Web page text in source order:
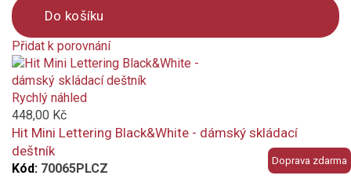
Do košíku
Přidat k porovnání
Product
is
added
to
compare
Doprava zdarma
Rychlý náhled
448,00 Kč
Hit Mini Lettering Black&White - dámský skládací
deštník
Kód: 70065PLCZ